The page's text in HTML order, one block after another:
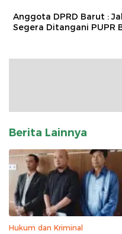
Anggota DPRD Barut :
Segera Ditangani PUPR
Berita Lainnya
Hukum dan Kriminal